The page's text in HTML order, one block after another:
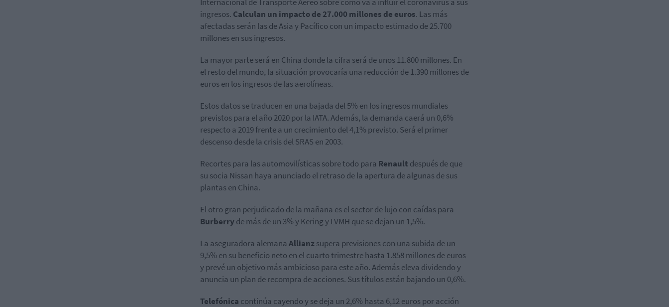
ingresos. Calculan un impacto de 27.000 millones de euros. Las más
afectadas serán las de Asia y Pacífico con un impacto estimado de 25.700
millones en sus ingresos.
La mayor parte será en China donde la cifra será de unos 11.800 millones. En
el resto del mundo, la situación provocaría una reducción de 1.390 millones de
euros en los ingresos de las aerolíneas.
Estos datos se traducen en una bajada del 5% en los ingresos mundiales
previstos para el año 2020 por la IATA. Además, la demanda caerá un 0,6%
respecto a 2019 frente a un crecimiento del 4,1% previsto. Será el primer
descenso desde la crisis del SRAS en 2003.
Recortes para las automovilísticas sobre todo para Renault después de que
su socia Nissan haya anunciado el retraso de la apertura de algunas de sus
plantas en China.
El otro gran perjudicado de la mañana es el sector de lujo con caídas para
Burberryde más de un 3% y Kering y LVMH que se dejan un 1,5%.
La aseguradora alemana Allianz supera previsiones con una subida de un
9,5% en su beneficio neto en el cuarto trimestre hasta 1.858 millones de euros
y prevé un objetivo más ambicioso para este año. Además eleva dividendo y
anuncia un plan de recompra de acciones. Sus títulos están bajando un 0,6%.
Telefónica continúa cayendo y se deja un 2,6% hasta 6,12 euros por acción